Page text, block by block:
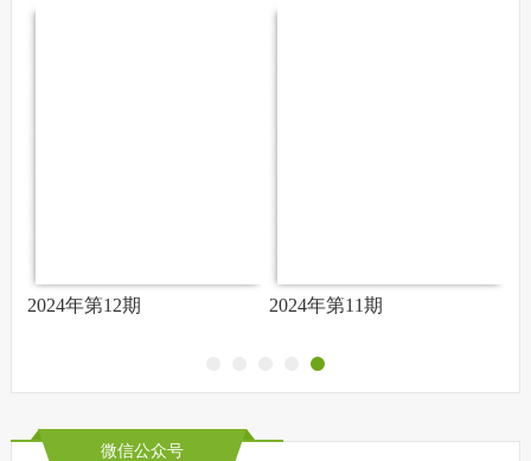
2024年第12期 2024年第11期
微信公众号